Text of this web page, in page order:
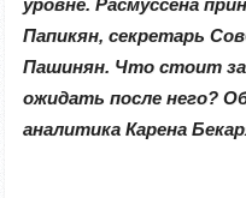
уровне. Расмуссена
Папикян, секретарь
Пашинян. Что стоит
ожидать после него?
аналитика Карена